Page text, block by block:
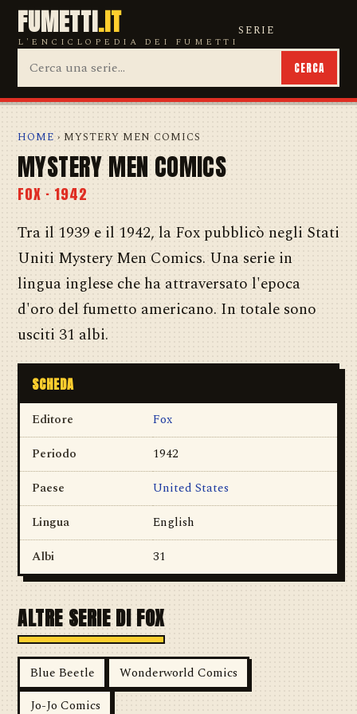
FUMETTI.IT
L'ENCICLOPEDIA DEI FUMETTI
SERIE
CERCA
HOME › MYSTERY MEN COMICS
MYSTERY MEN COMICS
FOX · 1942
Tra il 1939 e il 1942, la Fox pubblicò negli Stati
Uniti Mystery Men Comics. Una serie in
lingua inglese che ha attraversato l'epoca
d'oro del fumetto americano. In totale sono
usciti 31 albi.
SCHEDA
Editore
Fox
Periodo
1942
Paese
United States
Lingua
English
Albi
31
ALTRE SERIE DI FOX
Blue Beetle
Wonderworld Comics
Jo-Jo Comics